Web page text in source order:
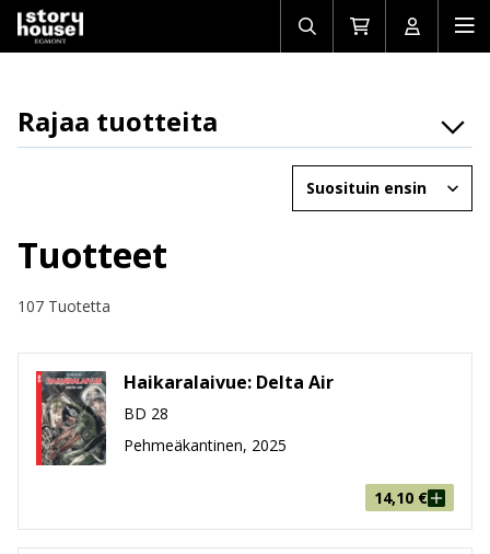
Avaa/sulje
haku
Siirry
ostoskoriin
Avaa/
Rajaa tuotteita
Osasto
Tuotemuoto
Hinta
Järjestä
Tuotteet
107 Tuotetta
Haikaralaivue: Delta Air
BD 28
Pehmeäkantinen, 2025
14,10 €